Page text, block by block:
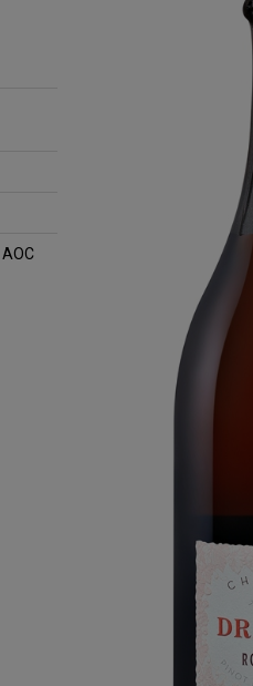
Шампанское
Champagne Secret,
Rose Brut, in gift